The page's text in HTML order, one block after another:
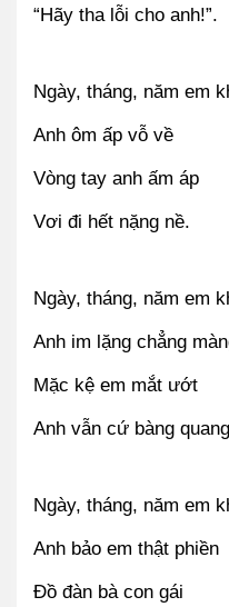
“Hãy tha lỗi cho anh!”.
Ngày, tháng, năm em
Anh ôm ấp vỗ về
Vòng tay anh ấm áp
Vơi đi hết nặng nề.
Ngày, tháng, năm em
Anh im lặng chẳng
Mặc kệ em mắt ướt
Anh vẫn cứ bàng
Ngày, tháng, năm em
Anh bảo em thật phiền
Đồ đàn bà con gái